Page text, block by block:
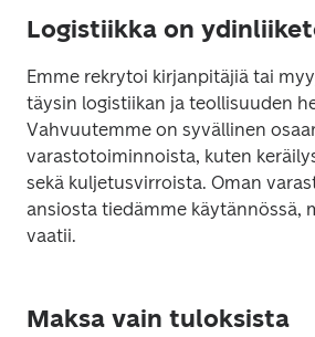
Logistiikka on
Emme rekrytoi kirjanpitäjiä tai
täysin logistiikan ja teollisuuden
Vahvuutemme on syvällinen
varastotoiminnoista, kuten
sekä kuljetusvirroista. Oman
ansiosta tiedämme käytännössä,
vaatii.
Maksa vain tuloksista